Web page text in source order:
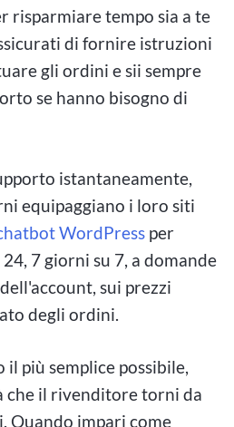
risparmiare tempo sia a te
di fornire istruzioni
gli ordini e sii sempre
se hanno bisogno di
istantaneamente,
equipaggiano i loro siti
WordPress per
7 giorni su 7, a domande
sui prezzi
degli ordini.
il più semplice possibile,
che il rivenditore torni da
Quando impari come